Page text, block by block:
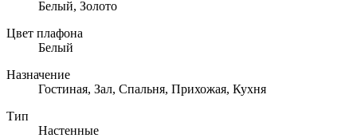
Белый, Золото
Цвет плафона
Белый
Назначение
Гостиная, Зал, Спальня, Прихожая, Кухня
Тип
Настенные